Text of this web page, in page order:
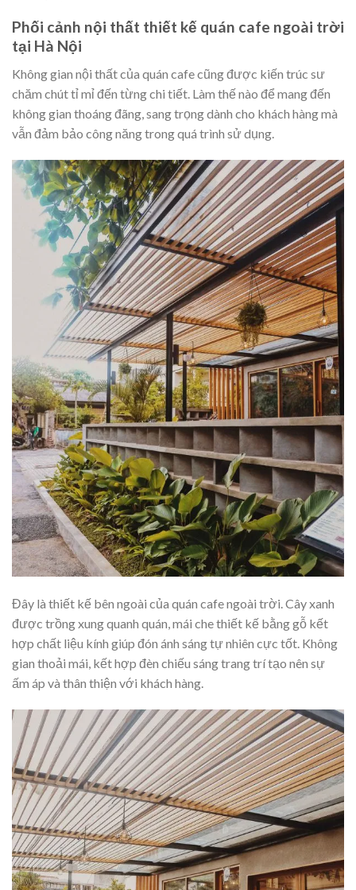
Phối cảnh nội thất thiết kế quán cafe ngoài trời
tại Hà Nội
Không gian nội thất của quán cafe cũng được kiến trúc sư
chăm chút tỉ mỉ đến từng chi tiết. Làm thế nào để mang đến
không gian thoáng đãng, sang trọng dành cho khách hàng mà
vẫn đảm bảo công năng trong quá trình sử dụng.
Đây là thiết kế bên ngoài của quán cafe ngoài trời. Cây xanh
được trồng xung quanh quán, mái che thiết kế bằng gỗ kết
hợp chất liệu kính giúp đón ánh sáng tự nhiên cực tốt. Không
gian thoải mái, kết hợp đèn chiếu sáng trang trí tạo nên sự
ấm áp và thân thiện với khách hàng.